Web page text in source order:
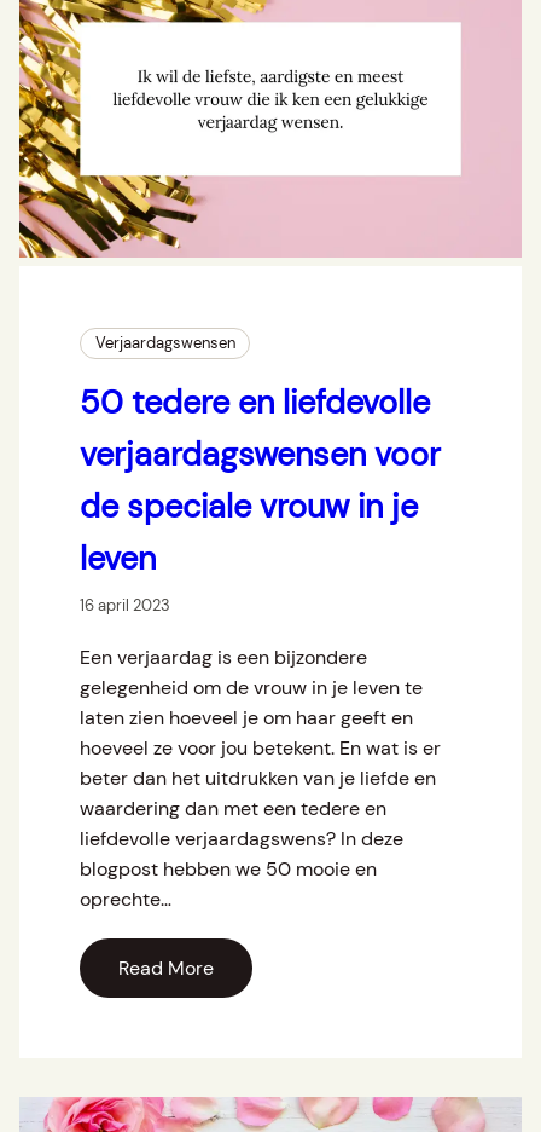
Verjaardagswensen
50 tedere en liefdevolle
verjaardagswensen voor
de speciale vrouw in je
leven
16 april 2023
Een verjaardag is een bijzondere
gelegenheid om de vrouw in je leven te
laten zien hoeveel je om haar geeft en
hoeveel ze voor jou betekent. En wat is er
beter dan het uitdrukken van je liefde en
waardering dan met een tedere en
liefdevolle verjaardagswens? In deze
blogpost hebben we 50 mooie en
oprechte…
Read More